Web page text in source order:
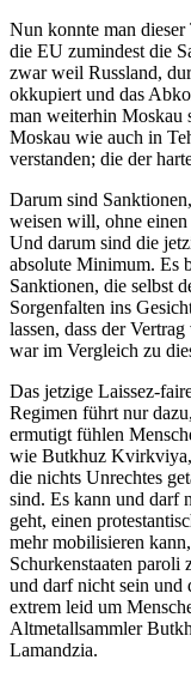
Nun konnte man dieser
die EU zumindest die
zwar weil Russland,
okkupiert und das
man weiterhin Moskau
Moskau wie auch in
verstanden; die der
Darum sind
weisen will, ohne
Und darum sind die
absolute Minimum. Es
Sanktionen, die selbst
Sorgenfalten ins
lassen, dass der
war im Vergleich zu
Das jetzige Laissez-
Regimen führt nur
ermutigt fühlen
wie Butkhuz
die nichts Unrechtes
sind. Es kann und darf
geht, einen
mehr mobilisieren
Schurkenstaaten paroli
und darf nicht sein und
extrem leid um
Altmetallsammler
Lamandzia.